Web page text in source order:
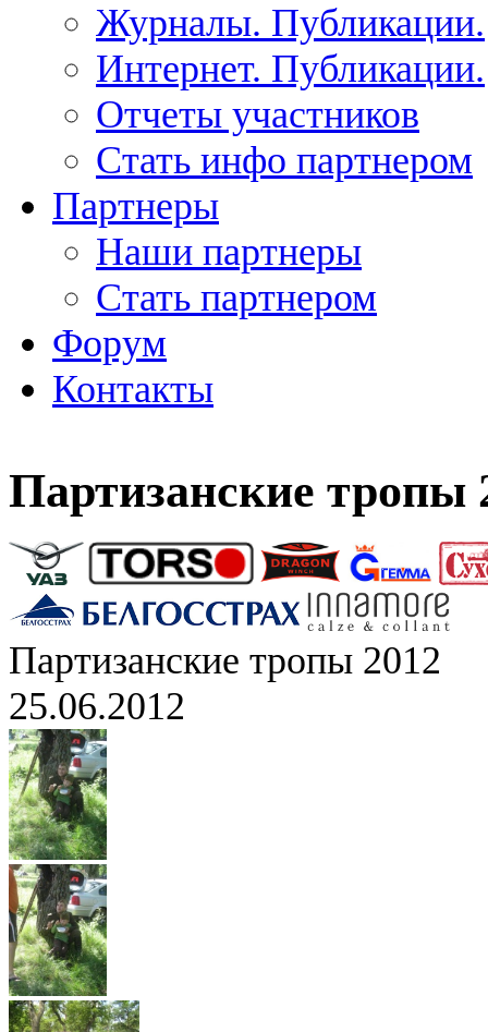
Журналы. Публикации.
Интернет. Публикации.
Отчеты участников
Стать инфо партнером
Партнеры
Наши партнеры
Стать партнером
Форум
Контакты
Партизанские тропы
Партизанские тропы 2012
25.06.2012